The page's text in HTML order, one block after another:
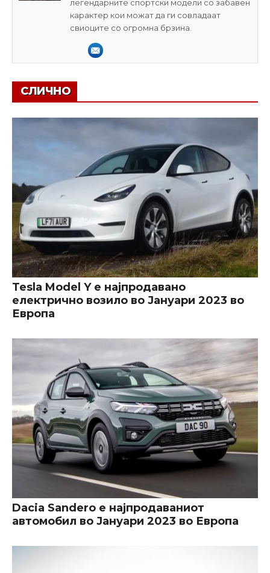
легендарните спортски модели со забавен
карактер кои можат да ги совладаат
свиоците со огромна брзина.
СЛИЧНО
Tesla Model Y е најпродавано
електрично возило во Јануари 2023 во
Европа
Dacia Sandero е најпродаваниот
автомобил во Јануари 2023 во Европа